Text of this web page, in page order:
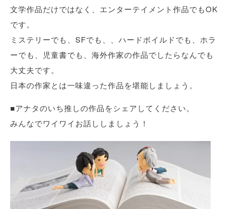
文学作品だけではなく、エンターテイメント作品でもOK
です。
ミステリーでも、SFでも、、ハードボイルドでも、ホラ
ーでも、児童書でも、海外作家の作品でしたらなんでも
大丈夫です。
日本の作家とは一味違った作品を堪能しましょう。
■アナタのいち推しの作品をシェアしてください。
みんなでワイワイお話ししましょう！